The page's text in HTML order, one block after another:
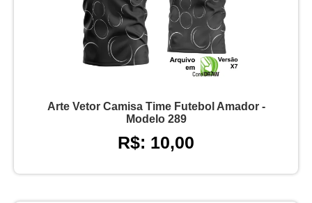
Arte Vetor Camisa Time Futebol Amador -
Modelo 289
R$: 10,00